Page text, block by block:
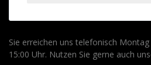
Sie erreichen uns telefonisch
15:00 Uhr. Nutzen Sie gerne auch